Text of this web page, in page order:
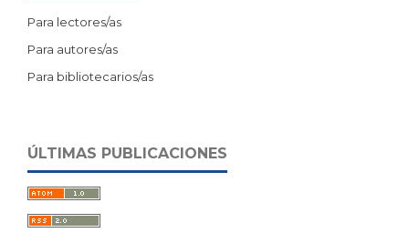
Para lectores/as
Para autores/as
Para bibliotecarios/as
ÚLTIMAS PUBLICACIONES